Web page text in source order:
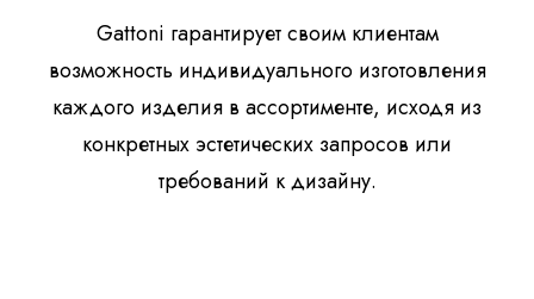
Gattoni гарантирует своим клиентам
возможность индивидуального изготовления
каждого изделия в ассортименте, исходя из
конкретных эстетических запросов или
требований к дизайну.